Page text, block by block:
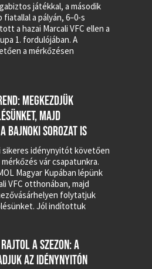
játékkal, a második
a pályán, 6–0-s
a hazai Marcali VFC ellen a
1. fordulójában. A
a mérkőzésen
MEGKEZDJÜK
MAJD
BAJNOKI SOROZAT IS
sikeres idénynyitót követően
vár csapatunkra.
Magyar Kupában lépünk
VFC otthonában, majd
folytatjuk
Jól indítottuk
A SZEZON: A
AZ IDÉNYNYITÓN